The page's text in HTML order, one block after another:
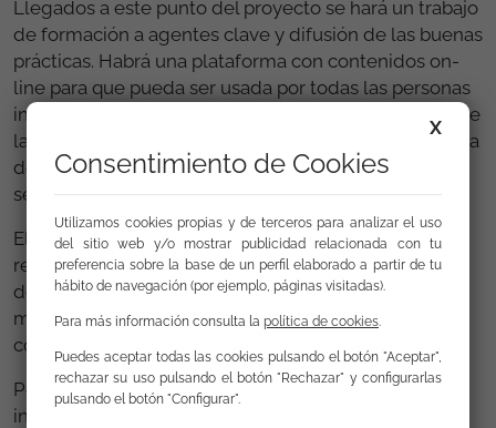
Llegados a este punto del proyecto se hará un trabajo
de formación a agentes clave y difusión de las buenas
prácticas. Habrá una plataforma con contenidos on-
line para que pueda ser usada por todas las personas
interesadas (padres, alumnos, profesores, personal de
la administración…) y se hará difusión de una campaña
de concienciación sobre la problemática de la
segregación escolar de los niños gitanos.
El trabajo ya se ha puesto en marcha y ha habido una
reunión en Sofía (Bulgaria) para coordinar este inicio
del proyecto y en la que hubo reuniones con el
ministro de Educación búlgaro quien se ha
comprometido a apoyar el proyecto firmemente.
Por nuestra parte la FSG ya ha comenzado la
investigación y en cuanto sea posible compartirá los
X
Consentimiento de Cookies
Utilizamos cookies propias y de terceros para analizar el uso
del sitio web y/o mostrar publicidad relacionada con tu
preferencia sobre la base de un perfil elaborado a partir de tu
hábito de navegación (por ejemplo, páginas visitadas).
Para más información consulta la política de cookies.
Puedes aceptar todas las cookies pulsando el botón "Aceptar",
rechazar su uso pulsando el botón "Rechazar" y configurarlas
pulsando el botón "Configurar".